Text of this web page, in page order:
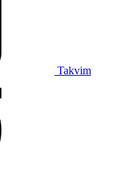
Takvim